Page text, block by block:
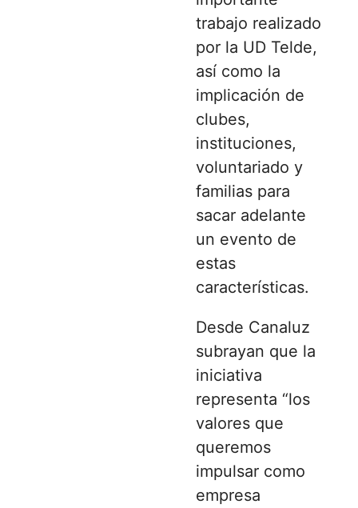
trabajo realizado
por la UD Telde,
así como la
implicación de
clubes,
instituciones,
voluntariado y
familias para
sacar adelante
un evento de
estas
características.
Desde Canaluz
subrayan que la
iniciativa
representa “los
valores que
queremos
impulsar como
empresa